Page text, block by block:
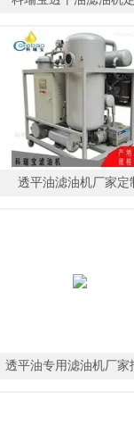
透平油滤油机厂家定
透平油专用滤油机厂家